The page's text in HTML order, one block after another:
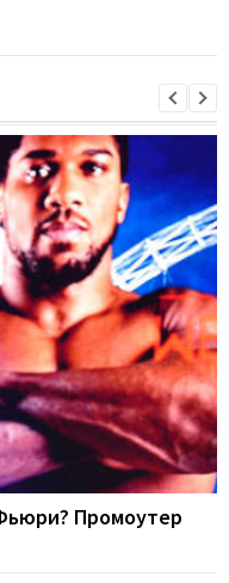
Промоутер